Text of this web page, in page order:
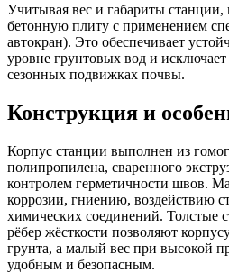
Учитывая вес и габариты
бетонную плиту с применением
автокран). Это обеспечивает
уровне грунтовых вод и
сезонных подвижках почвы.
Конструкция и
Корпус станции выполнен из
полипропилена, сваренного
контролем герметичности швов.
коррозии, гниению, воздействию
химических соединений. Толстые
рёбер жёсткости позволяют
грунта, а малый вес при высокой
удобным и безопасным.